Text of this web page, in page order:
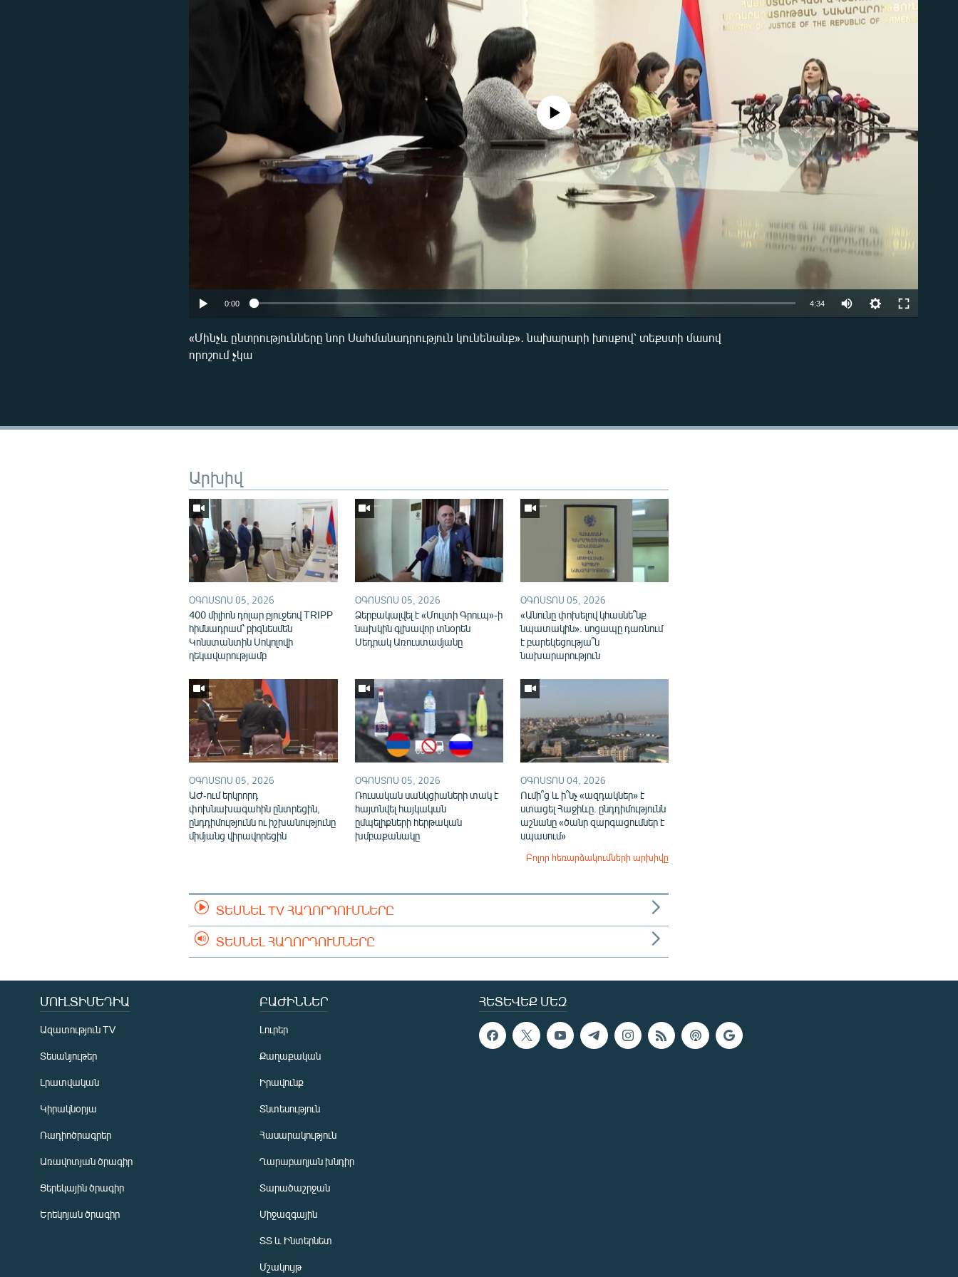
240p 360p
1080p
No media source currently available
0:00 4:34
1080p
«Մինչև ընտրությունները նոր Սահմանադրություն կունենանք»․ նախարարի խոսքով՝ տեքստի մասով
որոշում չկա
Արխիվ
ՕԳՈՍՏՈՍ 05, 2026
400 միլիոն դոլար բյուջեով TRIPP
հիմնադրամ՝ բիզնեսմեն
Կոնստանտին Սոկոլովի
ղեկավարությամբ
ՕԳՈՍՏՈՍ 05, 2026
Ձերբակալվել է «Մուլտի Գրուպ»-ի
նախկին գլխավոր տնօրեն
Սեդրակ Առուստամյանը
ՕԳՈՍՏՈՍ 05, 2026
«Անունը փոխելով կհասնե՞նք
նպատակին». սոցապը դառնում
է բարեկեցությա՞ն
նախարարություն
ՕԳՈՍՏՈՍ 05, 2026
ԱԺ-ում երկրորդ
փոխնախագահին ընտրեցին,
ընդդիմությունն ու իշխանությունը
միմյանց վիրավորեցին
ՕԳՈՍՏՈՍ 05, 2026
Ռուսական սանկցիաների տակ է
հայտնվել հայկական
ըմպելիքների հերթական
խմբաքանակը
ՕԳՈՍՏՈՍ 04, 2026
Ումի՞ց և ի՞նչ «ազդակներ» է
ստացել Հաջիևը. ընդդիմությունն
աշնանը «ծանր զարգացումներ է
սպասում»
Բոլոր հեռարձակումների արխիվը
ՏԵՍՆԵԼ TV ՀԱՂՈՐԴՈՒՄՆԵՐԸ
ՏԵՍՆԵԼ ՀԱՂՈՐԴՈՒՄՆԵՐԸ
ՀԵՏԵՎԵՔ ՄԵԶ
ՄՈՒԼՏԻՄԵԴԻԱ
Ազատություն TV
Տեսանյութեր
Լրատվական
Կիրակնօրյա
Ռադիոծրագրեր
Առավոտյան ծրագիր
Ցերեկային ծրագիր
Երեկոյան ծրագիր
ԲԱԺԻՆՆԵՐ
Լուրեր
Քաղաքական
Իրավունք
Տնտեսություն
Հասարակություն
Ղարաբաղյան խնդիր
Տարածաշրջան
Միջազգային
ՏՏ և Ինտերնետ
Մշակույթ